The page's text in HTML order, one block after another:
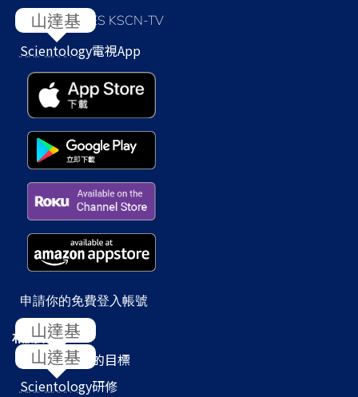
LOS ANGELES KSCN-TV
Scientology電視App
申請你的免費登入帳號
相關網站
Scientology
的目標
Scientology研修